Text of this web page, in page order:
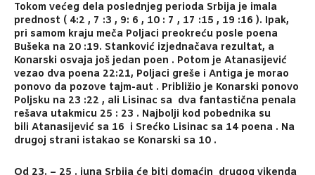
Tokom većeg dela poslednjeg perioda Srbija je imala
prednost ( 4:2 , 7 :3 , 9: 6 , 10 : 7 , 17 :15 , 19 :16 ). Ipak,
pri samom kraju meča Poljaci preokreću posle poena
Bušeka na 20 :19. Stanković izjednačava rezultat, a
Konarski osvaja još jedan poen . Potom je Atanasijević
vezao dva poena 22:21, Poljaci greše i Antiga je morao
ponovo da pozove tajm-aut . Približio je Konarski ponovo
Poljsku na 23 :22 , ali Lisinac sa dva fantastična penala
rešava utakmicu 25 : 23 . Najbolji kod pobednika su
bili Atanasijević sa 16 i Srećko Lisinac sa 14 poena . Na
drugoj strani istakao se Konarski sa 10 .